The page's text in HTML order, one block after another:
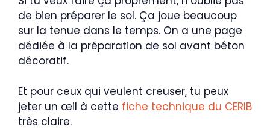
de bien préparer le sol. Ça joue beaucoup
sur la tenue dans le temps. On a une page
dédiée à la préparation de sol avant béton
décoratif.
Et pour ceux qui veulent creuser, tu peux
jeter un œil à cette fiche technique du CERIB
très claire.